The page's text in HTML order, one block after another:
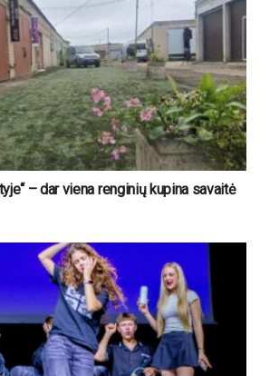
– dar viena renginių kupina savaitė